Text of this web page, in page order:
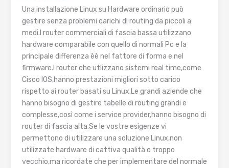
Una installazione Linux su Hardware ordinario può
gestire senza problemi carichi di routing da piccoli a
medi.I router commerciali di fascia bassa utilizzano
hardware comparabile con quello di normali Pc e la
principale differenza èè nel fattore di forma e nel
firmware.I router che utlizzano sistemi real time,come
Cisco IOS,hanno prestazioni migliori sotto carico
rispetto ai router basati su Linux.Le grandi aziende che
hanno bisogno di gestire tabelle di routing grandi e
complesse,così come i service provider,hanno bisogno di
router di fascia alta.Se le vostre esigenze vi
permettono di utilizzare una soluzione Linux,non
utilizzate hardware di cattiva qualità o troppo
vecchio,ma ricordate che per implementare del normale